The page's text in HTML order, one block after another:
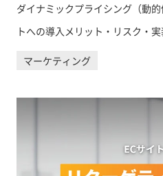
ダイナミックプライシング（動
トへの導入メリット・リスク・
使えるアプリや景品表示法への
マーケティング